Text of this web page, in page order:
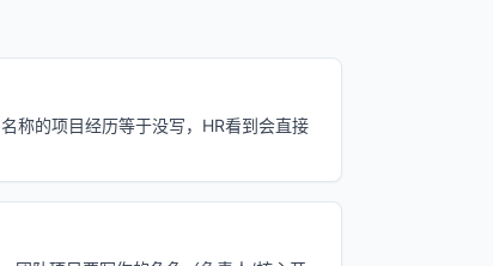
称的项目经历等于没写，HR看到会直接